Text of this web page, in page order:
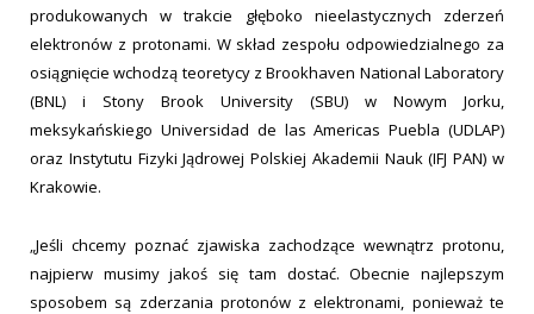
produkowanych w trakcie głęboko nieelastycznych zderzeń
elektronów z protonami. W skład zespołu odpowiedzialnego za
osiągnięcie wchodzą teoretycy z Brookhaven National Laboratory
(BNL) i Stony Brook University (SBU) w Nowym Jorku,
meksykańskiego Universidad de las Americas Puebla (UDLAP)
oraz Instytutu Fizyki Jądrowej Polskiej Akademii Nauk (IFJ PAN) w
Krakowie.
„Jeśli chcemy poznać zjawiska zachodzące wewnątrz protonu,
najpierw musimy jakoś się tam dostać. Obecnie najlepszym
sposobem są zderzania protonów z elektronami, ponieważ te